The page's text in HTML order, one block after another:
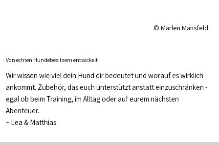
Von echten Hundebesitzern entwickelt
Wir wissen wie viel dein Hund dir bedeutet und worauf es wirklich
ankommt. Zubehör, das euch unterstützt anstatt einzuschränken -
egal ob beim Training, im Alltag oder auf eurem nächsten
Abenteuer.
~Lea & Matthias
© Marlen Mansfeld